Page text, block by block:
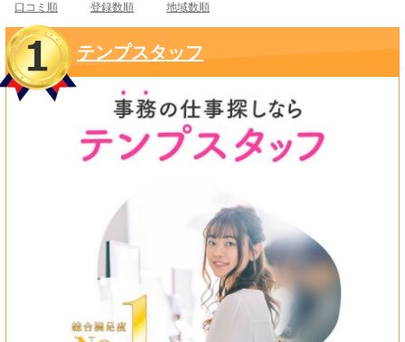
口コミ順 登録数順 地域数順
テンプスタッフ